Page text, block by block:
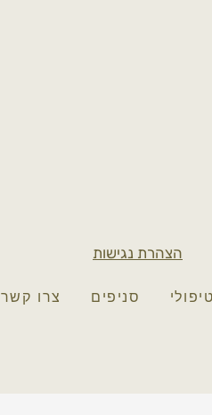
הצהרת נגישות
צרו קשר סניפים